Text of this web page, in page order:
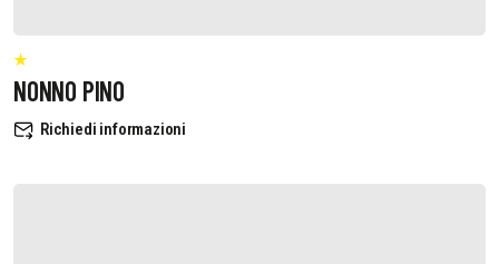
NONNO PINO
Richiedi informazioni